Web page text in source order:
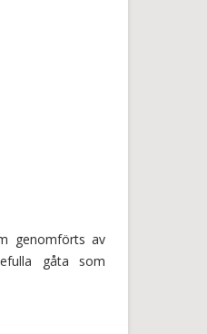
genomförts av
gåta som